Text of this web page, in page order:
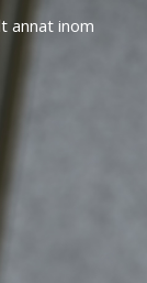
annat inom